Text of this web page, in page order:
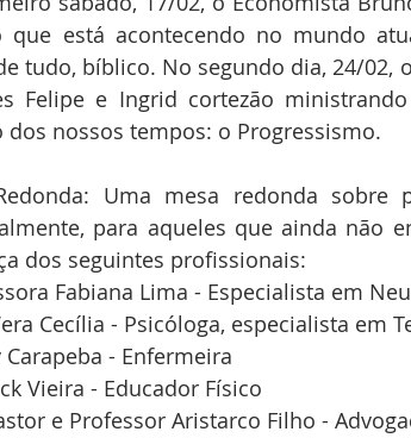
que está acontecendo no mundo
tudo, bíblico. No segundo dia, 24/02,
Felipe e Ingrid cortezão
dos nossos tempos: o Progressismo.
Uma mesa redonda sobre
para aqueles que ainda não
dos seguintes profissionais:
Fabiana Lima - Especialista em
Cecília - Psicóloga, especialista em
Carapeba - Enfermeira
Vieira - Educador Físico
e Professor Aristarco Filho -